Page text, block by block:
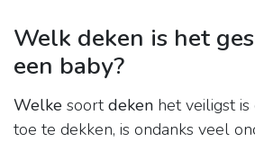
Welk deken is het
een baby?
Welke soortdeken het veiligst is
toe te dekken, is ondanks veel